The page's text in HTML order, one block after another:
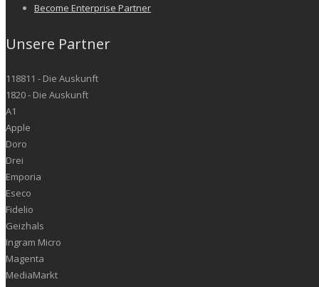
Become Enterprise Partner
Unsere Partner
118811 - Die Auskunft
1820 - Die Auskunft
A1
Apple
Doro
Drei
Emporia
Eseco
Fidelio
Geizhals
Ingram Micro
Magenta
MediaMarkt